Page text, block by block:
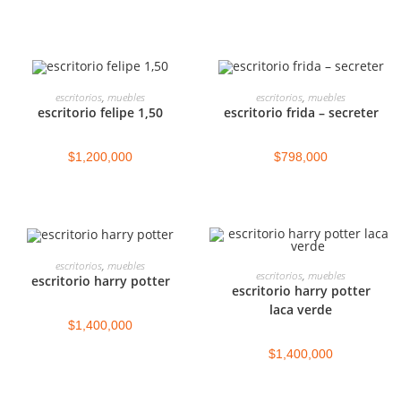
SELECCIONAR OPCIONES
escritorios, muebles
escritorio felipe 1,50
$1,200,000
SELECCIONAR OPCIONES
escritorios, muebles
escritorio frida – secreter
$798,000
SELECCIONAR OPCIONES
escritorios, muebles
escritorio harry potter
$1,400,000
SELECCIONAR OPCIONES
escritorios, muebles
escritorio harry potter
laca verde
$1,400,000